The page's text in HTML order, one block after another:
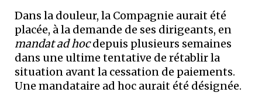
Dans la douleur, la Compagnie aurait été
placée, à la demande de ses dirigeants, en
mandat ad hocdepuis plusieurs semaines
dans une ultime tentative de rétablir la
situation avant la cessation de paiements.
Une mandataire ad hoc aurait été désignée.